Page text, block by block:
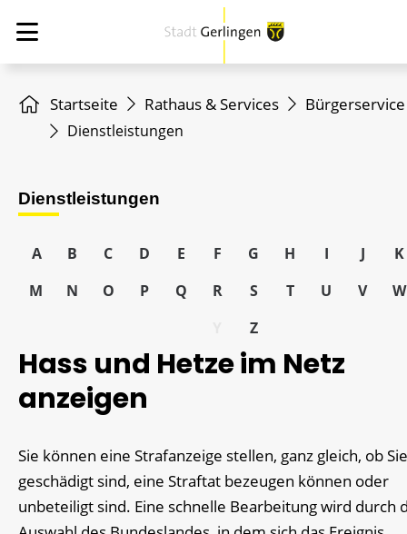
Startseite Rathaus & Services Bürgerservice
Dienstleistungen
Dienstleistungen
A B C D E F G H I J
K
M
N O P Q R S T U V
W
Z
Hass und Hetze im Netz
anzeigen
Sie können eine Strafanzeige stellen, ganz gleich, ob Sie
geschädigt sind, eine Straftat bezeugen können oder
unbeteiligt sind. Eine schnelle Bearbeitung wird durch